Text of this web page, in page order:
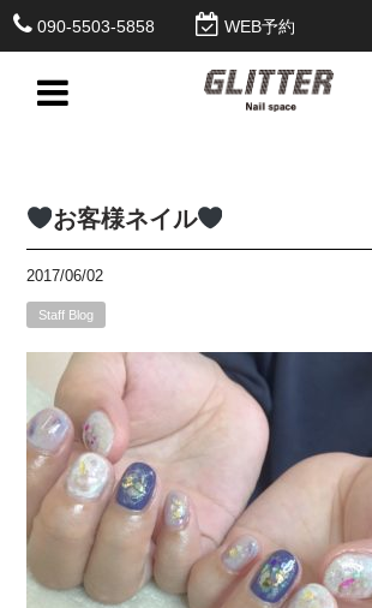
090-5503-5858 WEB予約
お客様ネイル
2017/06/02
Staff Blog